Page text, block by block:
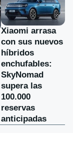
Xiaomi arrasa
con sus nuevos
híbridos
enchufables:
SkyNomad
supera las
100.000
reservas
anticipadas